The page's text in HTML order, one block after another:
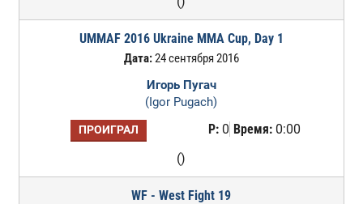
UMMAF 2016 Ukraine MMA Cup, Day 1
Дата:24 сентября 2016
Игорь Пугач
(Igor Pugach)
ПРОИГРАЛ Р:0 Время:0:00
()
WF - West Fight 19